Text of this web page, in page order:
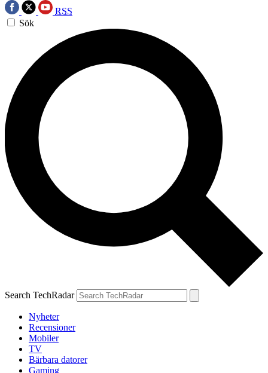
RSS
Sök
Search TechRadar
Nyheter
Recensioner
Mobiler
TV
Bärbara datorer
Gaming